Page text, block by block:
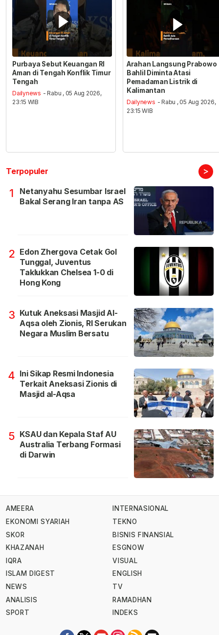
Purbaya Sebut Keuangan RI
Aman di Tengah Konflik Timur
Tengah
Dailynews - Rabu , 05 Aug 2026,
23:15 WIB
Arahan Langsung Prabowo
Bahlil Diminta Atasi
Pemadaman Listrik di
Kalimantan
Dailynews - Rabu , 05 Aug 2026,
23:15 WIB
Terpopuler >
1
Netanyahu Sesumbar Israel
Bakal Serang Iran tanpa AS
2 Edon Zhergova Cetak Gol
Tunggal, Juventus
Taklukkan Chelsea 1-0 di
Hong Kong
3 Kutuk Aneksasi Masjid Al-
Aqsa oleh Zionis, RI Serukan
Negara Muslim Bersatu
4 Ini Sikap Resmi Indonesia
Terkait Aneksasi Zionis di
Masjid al-Aqsa
5 KSAU dan Kepala Staf AU
Australia Terbang Formasi
di Darwin
AMEERA
EKONOMI SYARIAH
SKOR
KHAZANAH
IQRA
ISLAM DIGEST
NEWS
ANALISIS
SPORT
INTERNASIONAL
TEKNO
BISNIS FINANSIAL
ESGNOW
VISUAL
ENGLISH
TV
RAMADHAN
INDEKS